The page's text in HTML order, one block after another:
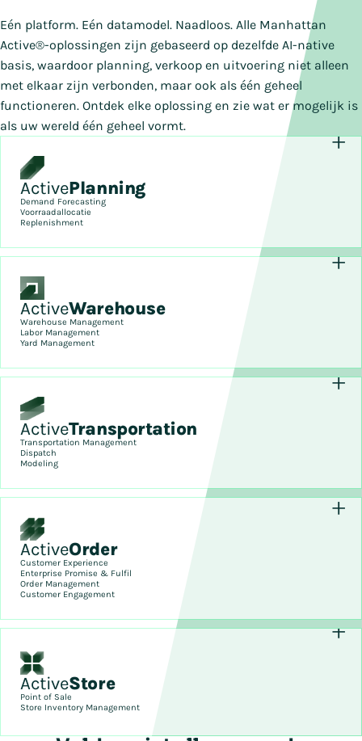
Eén platform. Eén datamodel. Naadloos. Alle Manhattan
Active®-oplossingen zijn gebaseerd op dezelfde AI-native
basis, waardoor planning, verkoop en uitvoering niet alleen
met elkaar zijn verbonden, maar ook als één geheel
functioneren. Ontdek elke oplossing en zie wat er mogelijk is
als uw wereld één geheel vormt.
ActivePlanning
Demand Forecasting
Voorraadallocatie
Replenishment
ActiveWarehouse
Warehouse Management
Labor Management
Yard Management
ActiveTransportation
Transportation Management
Dispatch
Modeling
ActiveOrder
Customer Experience
Enterprise Promise & Fulfil
Order Management
Customer Engagement
ActiveStore
Point of Sale
Store Inventory Management